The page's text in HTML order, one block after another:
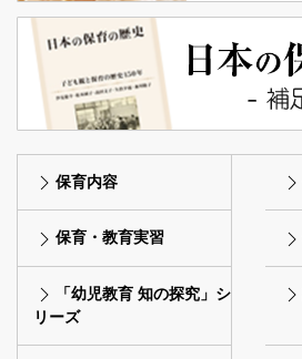
保育内容
保育・教育実習
「幼児教育 知の探究」シ
リーズ